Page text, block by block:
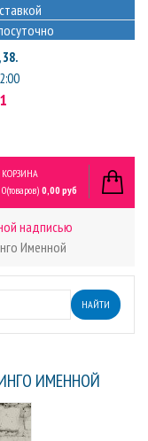
КОРЗИНА
0(товаров) 0,00 руб
надписью
Именной
НАЙТИ
ИМЕННОЙ